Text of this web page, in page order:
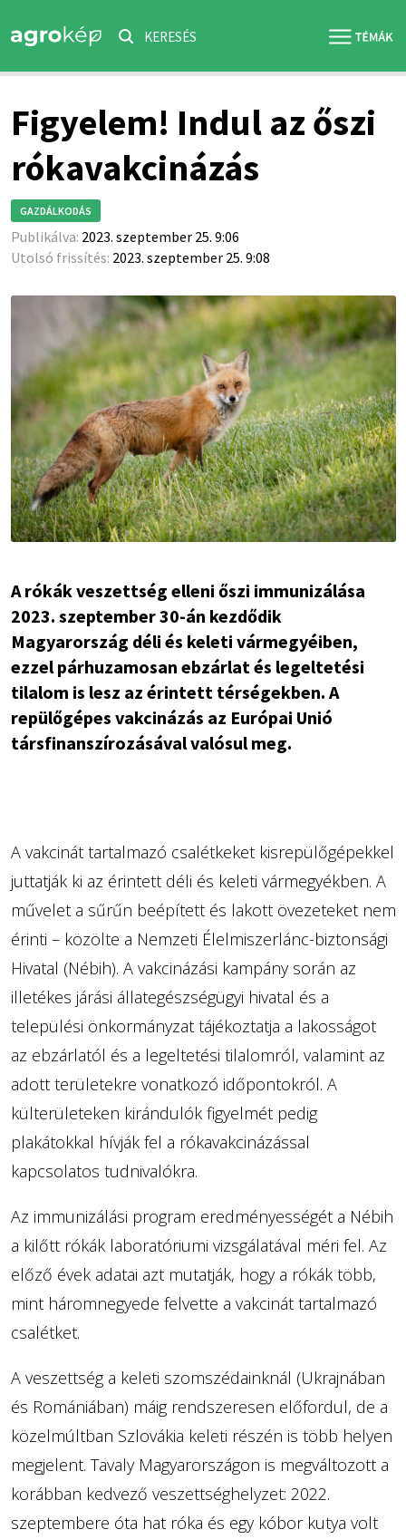
KERESÉS
Figyelem! Indul az őszi
rókavakcinázás
GAZDÁLKODÁS
Publikálva: 2023. szeptember 25. 9:06
Utolsó frissítés: 2023. szeptember 25. 9:08
A rókák veszettség elleni őszi immunizálása
2023. szeptember 30-án kezdődik
Magyarország déli és keleti vármegyéiben,
ezzel párhuzamosan ebzárlat és legeltetési
tilalom is lesz az érintett térségekben. A
repülőgépes vakcinázás az Európai Unió
társfinanszírozásával valósul meg.
A vakcinát tartalmazó csalétkeket kisrepülőgépekkel
juttatják ki az érintett déli és keleti vármegyékben. A
művelet a sűrűn beépített és lakott övezeteket nem
érinti – közölte a Nemzeti Élelmiszerlánc-biztonsági
Hivatal (Nébih). A vakcinázási kampány során az
illetékes járási állategészségügyi hivatal és a
települési önkormányzat tájékoztatja a lakosságot
az ebzárlatól és a legeltetési tilalomról, valamint az
adott területekre vonatkozó időpontokról. A
külterületeken kirándulók figyelmét pedig
plakátokkal hívják fel a rókavakcinázással
kapcsolatos tudnivalókra.
Az immunizálási program eredményességét a Nébih
a kilőtt rókák laboratóriumi vizsgálatával méri fel. Az
előző évek adatai azt mutatják, hogy a rókák több,
mint háromnegyede felvette a vakcinát tartalmazó
csalétket.
A veszettség a keleti szomszédainknál (Ukrajnában
és Romániában) máig rendszeresen előfordul, de a
közelmúltban Szlovákia keleti részén is több helyen
megjelent. Tavaly Magyarországon is megváltozott a
korábban kedvező veszettséghelyzet: 2022.
szeptembere óta hat róka és egy kóbor kutya volt